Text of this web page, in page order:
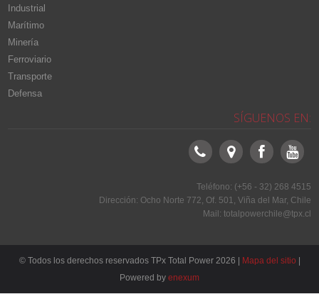
Industrial
Marítimo
Minería
Ferroviario
Transporte
Defensa
SÍGUENOS EN:
Teléfono: (+56 - 32) 268 4515
Dirección: Ocho Norte 772, Of. 501, Viña del Mar, Chile
Mail: totalpowerchile@tpx.cl
© Todos los derechos reservados TPx Total Power 2026 | Mapa del sitio
Powered by enexum